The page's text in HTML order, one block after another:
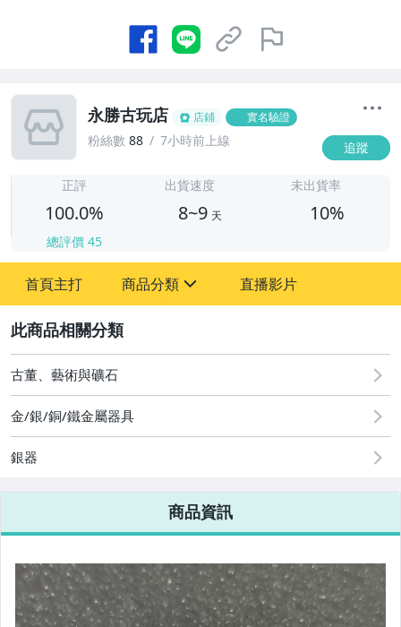
永勝古玩店 店鋪 實名驗證
粉絲數 88 7小時前上線 追蹤
正評
100.0%
總評價 45
出貨速度
8~9 天
未出貨率
10%
首頁主打 商品分類
其它
直播影片
古董、藝術與礦石
金/銀/銅/鐵金屬器具
銀器
商品資訊